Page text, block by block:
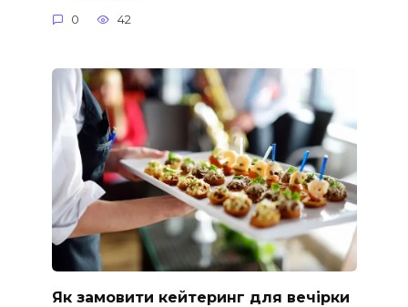
0 42
Як замовити кейтеринг для вечірки